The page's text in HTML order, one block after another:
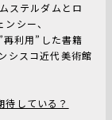
ステルダムとロ
シー、
利用”した書籍
シスコ近代美術館
している？